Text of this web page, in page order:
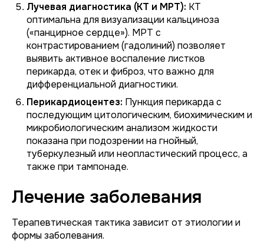
Лучевая диагностика (КТ и МРТ): КТ
оптимальна для визуализации кальциноза
(«панцирное сердце»). МРТ с
контрастированием (гадолиний) позволяет
выявить активное воспаление листков
перикарда, отек и фиброз, что важно для
дифференциальной диагностики.
Перикардиоцентез: Пункция перикарда с
последующим цитологическим, биохимическим и
микробиологическим анализом жидкости
показана при подозрении на гнойный,
туберкулезный или неопластический процесс, а
также при тампонаде.
Лечение заболевания
Терапевтическая тактика зависит от этиологии и
формы заболевания.